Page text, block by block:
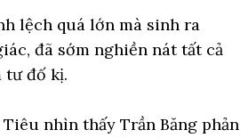
lệch quá lớn mà sinh ra
đã sớm nghiền nát tất cả
tư đố kị.
nhìn thấy Trần Băng phản